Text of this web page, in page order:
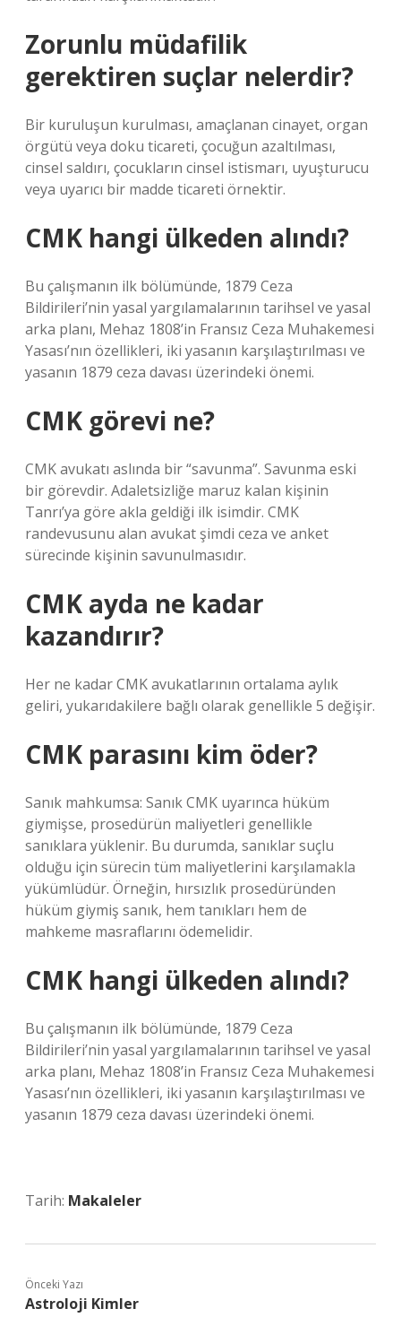
Zorunlu müdafilik
gerektiren suçlar nelerdir?
Bir kuruluşun kurulması, amaçlanan cinayet, organ
örgütü veya doku ticareti, çocuğun azaltılması,
cinsel saldırı, çocukların cinsel istismarı, uyuşturucu
veya uyarıcı bir madde ticareti örnektir.
CMK hangi ülkeden alındı?
Bu çalışmanın ilk bölümünde, 1879 Ceza
Bildirileri’nin yasal yargılamalarının tarihsel ve yasal
arka planı, Mehaz 1808’in Fransız Ceza Muhakemesi
Yasası’nın özellikleri, iki yasanın karşılaştırılması ve
yasanın 1879 ceza davası üzerindeki önemi.
CMK görevi ne?
CMK avukatı aslında bir “savunma”. Savunma eski
bir görevdir. Adaletsizliğe maruz kalan kişinin
Tanrı’ya göre akla geldiği ilk isimdir. CMK
randevusunu alan avukat şimdi ceza ve anket
sürecinde kişinin savunulmasıdır.
CMK ayda ne kadar
kazandırır?
Her ne kadar CMK avukatlarının ortalama aylık
geliri, yukarıdakilere bağlı olarak genellikle 5 değişir.
CMK parasını kim öder?
Sanık mahkumsa: Sanık CMK uyarınca hüküm
giymişse, prosedürün maliyetleri genellikle
sanıklara yüklenir. Bu durumda, sanıklar suçlu
olduğu için sürecin tüm maliyetlerini karşılamakla
yükümlüdür. Örneğin, hırsızlık prosedüründen
hüküm giymiş sanık, hem tanıkları hem de
mahkeme masraflarını ödemelidir.
CMK hangi ülkeden alındı?
Bu çalışmanın ilk bölümünde, 1879 Ceza
Bildirileri’nin yasal yargılamalarının tarihsel ve yasal
arka planı, Mehaz 1808’in Fransız Ceza Muhakemesi
Yasası’nın özellikleri, iki yasanın karşılaştırılması ve
yasanın 1879 ceza davası üzerindeki önemi.
Tarih: Makaleler
Önceki Yazı
Astroloji Kimler